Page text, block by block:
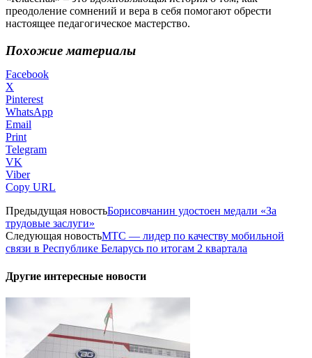
преодоление сомнений и вера в себя помогают обрести
настоящее педагогическое мастерство.
Похожие материалы
Facebook
X
Pinterest
WhatsApp
Email
Print
Telegram
VK
Viber
Copy URL
Предыдущая новостьБорисовчанин удостоен медали «За
трудовые заслуги»
Следующая новостьМТС — лидер по качеству мобильной
связи в Республике Беларусь по итогам 2 квартала
Другие интересные новости